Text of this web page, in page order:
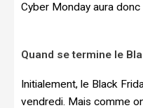
Cyber Monday aura donc
Quand se termine le
Initialement, le Black
vendredi. Mais comme